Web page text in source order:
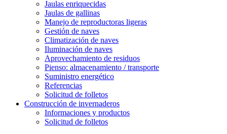
Jaulas enriquecidas
Jaulas de gallinas
Manejo de reproductoras ligeras
Gestión de naves
Climatización de naves
Iluminación de naves
Aprovechamiento de residuos
Pienso: almacenamiento / transporte
Suministro energético
Referencias
Solicitud de folletos
Construcción de invernaderos
Informaciones y productos
Solicitud de folletos